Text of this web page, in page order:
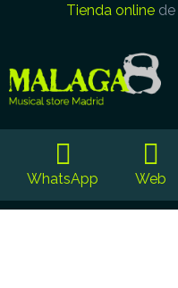
Tienda onlinede
WhatsApp Web